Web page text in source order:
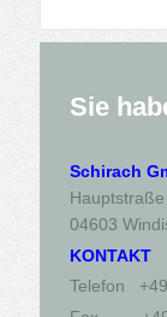
Sie
Schirach
Hauptstraße
04603
KONTAKT
Telefon